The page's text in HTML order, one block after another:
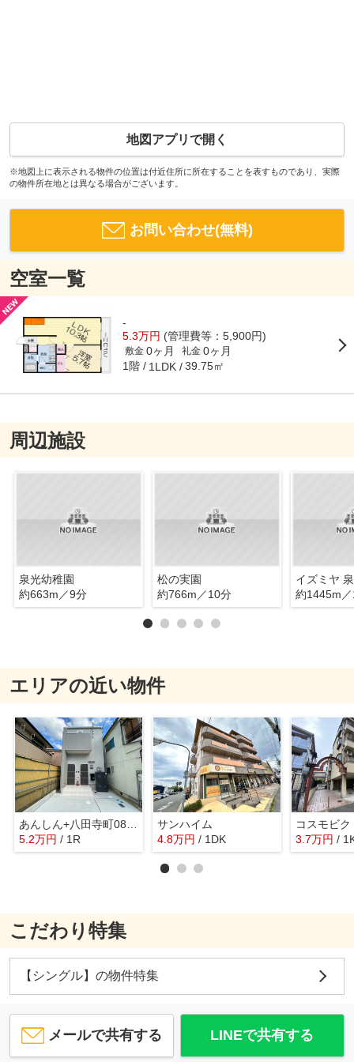
地図アプリで開く
※地図上に表示される物件の位置は付近住所に所在することを表すものであり、実際
の物件所在地とは異なる場合がございます。
お問い合わせ(無料)
空室一覧
-
5.3万円 (管理費等：5,900円)
敷金 0ヶ月 礼金 0ヶ月
1階 1LDK 39.75㎡
周辺施設
泉光幼稚園
約663m／9分
松の実園
約766m／10分
イズミヤ
約1445m
エリアの近い物件
5.2万円 / 1R
サンハイム
4.8万円 / 1DK
コスモビク
3.7万円 /
こだわり特集
【シングル】の物件特集
メールで共有する LINEで共有する